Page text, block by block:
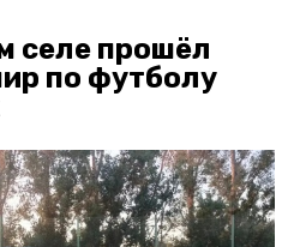
селе прошёл
по футболу